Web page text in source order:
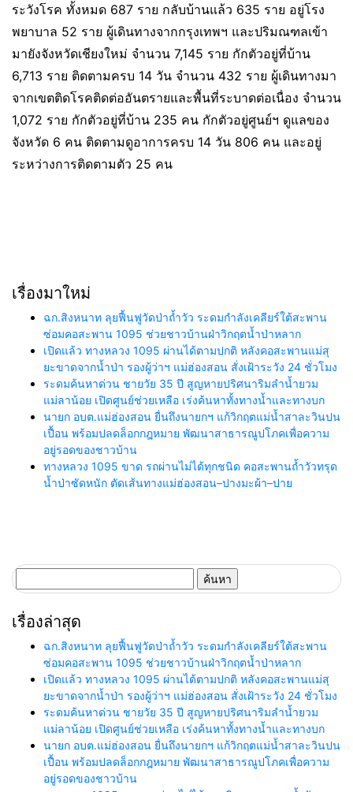
ระวังโรค ทั้งหมด 687 ราย กลับบ้านแล้ว 635 ราย อยู่โรง
พยาบาล 52 ราย ผู้เดินทางจากกรุงเทพฯ และปริมณฑลเข้า
มายังจังหวัดเชียงใหม่ จำนวน 7,145 ราย กักตัวอยู่ที่บ้าน
6,713 ราย ติดตามครบ 14 วัน จำนวน 432 ราย ผู้เดินทางมา
จากเขตติดโรคติดต่ออันตรายและพื้นที่ระบาดต่อเนื่อง จำนวน
1,072 ราย กักตัวอยู่ที่บ้าน 235 คน กักตัวอยู่ศูนย์ฯ ดูแลของ
จังหวัด 6 คน ติดตามดูอาการครบ 14 วัน 806 คน และอยู่
ระหว่างการติดตามตัว 25 คน
เรื่องมาใหม่
ฉก.สิงหนาท ลุยฟื้นฟูวัดป่าถ้ำวัว ระดมกำลังเคลียร์ใต้สะพาน
ซ่อมคอสะพาน 1095 ช่วยชาวบ้านฝ่าวิกฤตน้ำป่าหลาก
เปิดแล้ว ทางหลวง 1095 ผ่านได้ตามปกติ หลังคอสะพานแม่สุ
ยะขาดจากน้ำป่า รองผู้ว่าฯ แม่ฮ่องสอน สั่งเฝ้าระวัง 24 ชั่วโมง
ระดมค้นหาด่วน ชายวัย 35 ปี สูญหายปริศนาริมลำน้ำยวม
แม่ลาน้อย เปิดศูนย์ช่วยเหลือ เร่งค้นหาทั้งทางน้ำและทางบก
นายก อบต.แม่ฮ่องสอน ยื่นถึงนายกฯ แก้วิกฤตแม่น้ำสาละวินปน
เปื้อน พร้อมปลดล็อกกฎหมาย พัฒนาสาธารณูปโภคเพื่อความ
อยู่รอดของชาวบ้าน
ทางหลวง 1095 ขาด รถผ่านไม่ได้ทุกชนิด คอสะพานถ้ำวัวทรุด
น้ำป่าซัดหนัก ตัดเส้นทางแม่ฮ่องสอน–ปางมะผ้า–ปาย
สำหรับ:
เรื่องล่าสุด
ฉก.สิงหนาท ลุยฟื้นฟูวัดป่าถ้ำวัว ระดมกำลังเคลียร์ใต้สะพาน
ซ่อมคอสะพาน 1095 ช่วยชาวบ้านฝ่าวิกฤตน้ำป่าหลาก
เปิดแล้ว ทางหลวง 1095 ผ่านได้ตามปกติ หลังคอสะพานแม่สุ
ยะขาดจากน้ำป่า รองผู้ว่าฯ แม่ฮ่องสอน สั่งเฝ้าระวัง 24 ชั่วโมง
ระดมค้นหาด่วน ชายวัย 35 ปี สูญหายปริศนาริมลำน้ำยวม
แม่ลาน้อย เปิดศูนย์ช่วยเหลือ เร่งค้นหาทั้งทางน้ำและทางบก
นายก อบต.แม่ฮ่องสอน ยื่นถึงนายกฯ แก้วิกฤตแม่น้ำสาละวินปน
เปื้อน พร้อมปลดล็อกกฎหมาย พัฒนาสาธารณูปโภคเพื่อความ
อยู่รอดของชาวบ้าน